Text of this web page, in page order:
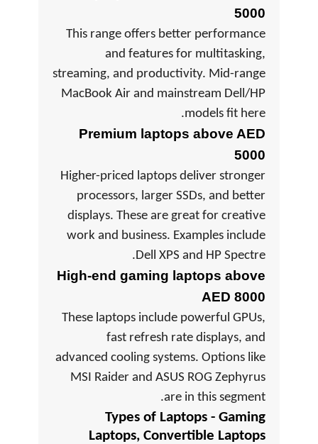
5000
This range offers better performance
and features for multitasking,
streaming, and productivity. Mid-range
MacBook Air and mainstream Dell/HP
models fit here.
Premium laptops above AED
5000
Higher-priced laptops deliver stronger
processors, larger SSDs, and better
displays. These are great for creative
work and business. Examples include
Dell XPS and HP Spectre.
High-end gaming laptops above
AED 8000
These laptops include powerful GPUs,
fast refresh rate displays, and
advanced cooling systems. Options like
MSI Raider and ASUS ROG Zephyrus
are in this segment.
Types of Laptops - Gaming
Laptops, Convertible Laptops